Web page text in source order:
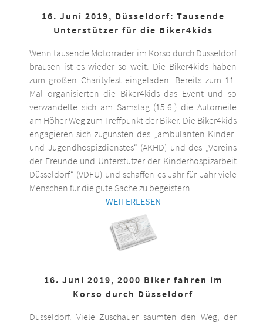
16. Juni 2019, Düsseldorf: Tausende
Unterstützer für die Biker4kids
Wenn tausende Motorräder im Korso durch Düsseldorf
brausen ist es wieder so weit: Die Biker4kids haben
zum großen Charityfest eingeladen. Bereits zum 11.
Mal organisierten die Biker4kids das Event und so
verwandelte sich am Samstag (15.6.) die Automeile
am Höher Weg zum Treffpunkt der Biker. Die Biker4kids
engagieren sich zugunsten des „ambulanten Kinder-
und Jugendhospizdienstes“ (AKHD) und des „Vereins
der Freunde und Unterstützer der Kinderhospizarbeit
Düsseldorf“ (VDFU) und schaffen es Jahr für Jahr viele
Menschen für die gute Sache zu begeistern.
WEITERLESEN
16. Juni 2019, 2000 Biker fahren im
Korso durch Düsseldorf
Düsseldorf. Viele Zuschauer säumten den Weg, der